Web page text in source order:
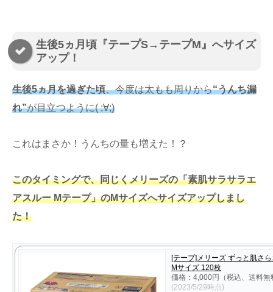
生後5ヵ月頃『テープS→テープM』へサイズ
アップ！
生後5ヵ月を過ぎた頃、今度は太もも周りから“うんち漏
れ”が目立つように( ;∀;)
これはまさか！うんちの量も増えた！？
このタイミングで、同じくメリーズの「素肌サラサラエ
アスルー Mテープ」のMサイズへサイズアップしまし
た！
[テープ]メリーズ ずっと肌さ
Mサイズ 120枚
価格：4,000円（税込、送料無
(2023/5/29時点)